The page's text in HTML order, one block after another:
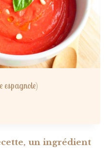
espagnole)
un ingrédient